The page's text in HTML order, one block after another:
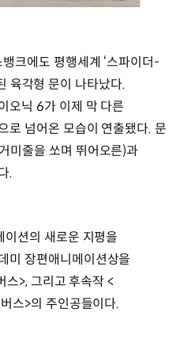
크에도 평행세계 ‘스파이더-
육각형 문이 나타났다.
오닉 6가 이제 막 다른
로 넘어온 모습이 연출됐다. 문
미줄을 쏘며 뛰어오른)과
.
션의 새로운 지평을
미 장편애니메이션상을
>, 그리고 후속작 <
스>의 주인공들이다.